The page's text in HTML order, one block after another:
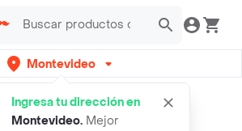
Montevideo
Ingresa tu dirección en
Montevideo. Mejor